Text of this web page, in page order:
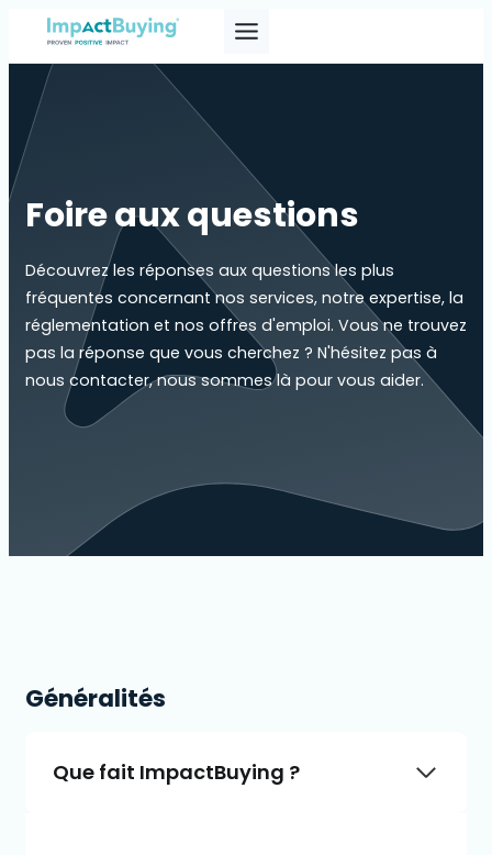
content
Foire aux questions
Découvrez les réponses aux questions les plus
fréquentes concernant nos services, notre expertise, la
réglementation et nos offres d'emploi. Vous ne trouvez
pas la réponse que vous cherchez ? N'hésitez pas à
nous contacter, nous sommes là pour vous aider.
Généralités
Que fait ImpactBuying ?